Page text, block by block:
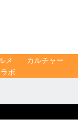
メ カルチャー
ボ